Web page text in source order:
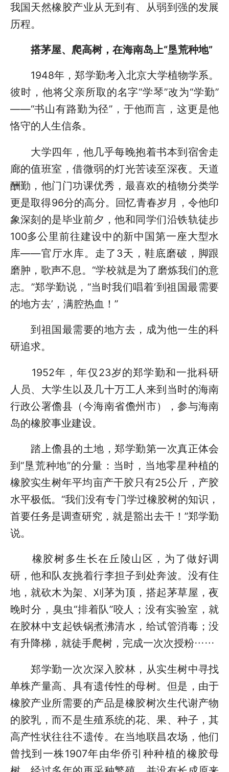
我国天然橡胶产业从无到有、从弱到强的发展
历程。
搭茅屋、爬高树，在海南岛上“垦荒种地”
1948年，郑学勤考入北京大学植物学系。
彼时，他将父亲所取的名字“学琴”改为“学勤”
——“书山有路勤为径”，于他而言，这更是他
恪守的人生信条。
大学四年，他几乎每晚抱着书本到宿舍走
廊的值班室，借微弱的灯光苦读至深夜。天道
酬勤，他门门功课优秀，最喜欢的植物分类学
更是取得96分的高分。回忆青春岁月，令他印
象深刻的是毕业前夕，他和同学们沿铁轨徒步
100多公里前往建设中的新中国第一座大型水
库——官厅水库。走了3天，鞋底磨破，脚跟
磨肿，歌声不息。“学校就是为了磨炼我们的意
志。”郑学勤说，“当时我们唱着‘到祖国最需要
的地方去’，满腔热血！”
到祖国最需要的地方去，成为他一生的科
研追求。
1952年，年仅23岁的郑学勤和一批科研
人员、大学生以及几十万工人来到当时的海南
行政公署儋县（今海南省儋州市），参与海南
岛的橡胶事业建设。
踏上儋县的土地，郑学勤第一次真正体会
到“垦荒种地”的分量：当时，当地零星种植的
橡胶实生树年平均亩产干胶只有25公斤，产胶
水平极低。“我们没有专门学过橡胶树的知识，
首要任务是调查研究，就是豁出去干！”郑学勤
说。
橡胶树多生长在丘陵山区，为了做好调
研，他和队友挑着行李担子到处奔波。没有住
地，就砍木为架、刈茅为顶，搭起茅草屋，夜
晚时分，臭虫“排着队”咬人；没有实验室，就
在胶林中支起铁锅煮沸清水，给试管消毒；没
有升降梯，就徒手爬树，完成一次次授粉……
郑学勤一次次深入胶林，从实生树中寻找
单株产量高、具有遗传性的母树。但是，由于
橡胶产业所需要的产品是橡胶树次生代谢产物
的胶乳，而不是生殖系统的花、果、种子，其
高产性状往往不遗传。在当地联昌农场，他们
曾找到一株1907年由华侨引种种植的橡胶母